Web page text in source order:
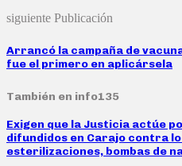
siguiente Publicación
Arrancó la campaña de
fue el primero en aplicársela
También en info135
Exigen que la Justicia actúe
difundidos en Carajo contra
esterilizaciones, bombas de